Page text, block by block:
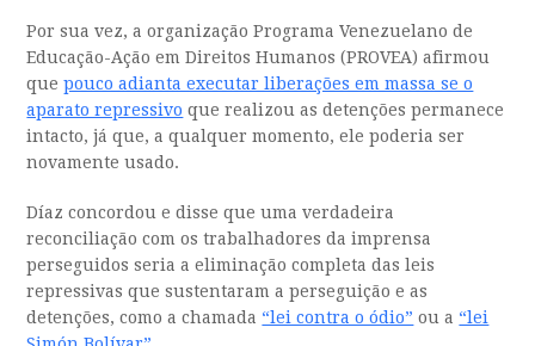
Por sua vez, a organização Programa Venezuelano de
Educação-Ação em Direitos Humanos (PROVEA) afirmou
quepouco adianta executar liberações em massa se o
aparato repressivo que realizou as detenções permanece
intacto, já que, a qualquer momento, ele poderia ser
novamente usado.
Díaz concordou e disse que uma verdadeira
reconciliação com os trabalhadores da imprensa
perseguidos seria a eliminação completa das leis
repressivas que sustentaram a perseguição e as
detenções, como a chamada “lei contra o ódio” ou a “lei